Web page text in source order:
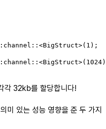
각 32kb를 할당합니다!
미 있는 성능 영향을 준 두 가지